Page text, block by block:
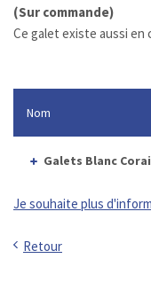
(Sur commande)
Ce galet existe aussi en
Nom
Galets Blanc
Je souhaite plus
Retour